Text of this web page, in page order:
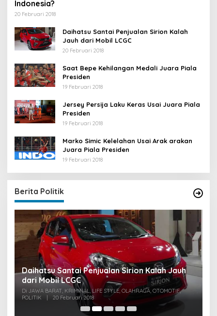
Indonesia?
20 Februari 2018
Daihatsu Santai Penjualan Sirion Kalah
Jauh dari Mobil LCGC
20 Februari 2018
Saat Bepe Kehilangan Medali Juara Piala
Presiden
19 Februari 2018
Jersey Persija Laku Keras Usai Juara Piala
Presiden
19 Februari 2018
Marko Simic Kelelahan Usai Arak arakan
Juara Piala Presiden
19 Februari 2018
Berita Politik
Daihatsu Santai Penjualan Sirion Kalah Jauh
dari Mobil LCGC
Di JAWA BARAT, KRIMINAL, LIFE STYLE, OLAHRAGA, OTOMOTIF,
POLITIK
20 Februari 2018